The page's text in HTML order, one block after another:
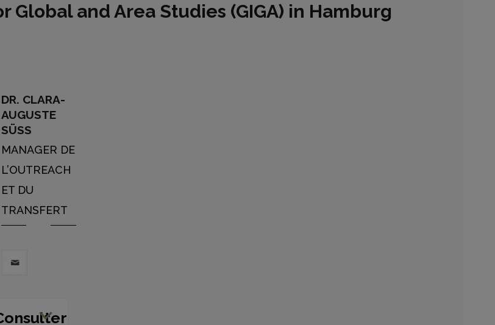
Global and Area Studies (GIGA) in Hamburg
DR. CLARA-
AUGUSTE
SÜSS
MANAGER DE
L’OUTREACH
ET DU
TRANSFERT